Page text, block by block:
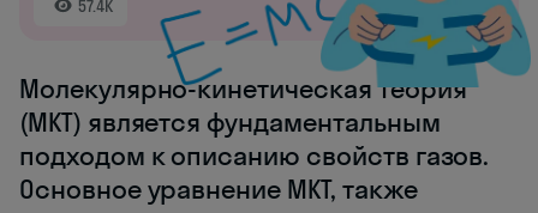
57.4K
Молекулярно-кинетическая теория
(МКТ) является фундаментальным
подходом к описанию свойств газов.
Основное уравнение МКТ, также